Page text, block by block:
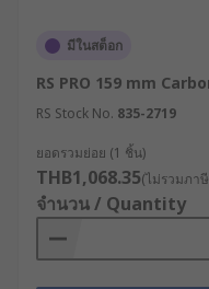
การนำไปใ
อุตสาหกรรม
วิศวกรรมเฉพ
กรรไกรช่าง และกรรไก
ได้เป็นเพียงอุปกรณ์ตัดทั่
ช่วยยกระดับมาตรฐาน
มีในสต็อก
RS PRO 159 mm
RS Stock No. 835-2719
ยอดรวมย่อย (1 ชิ้น)
THB1,068.35(ไม่รวมภา
จำนวน / Quantity